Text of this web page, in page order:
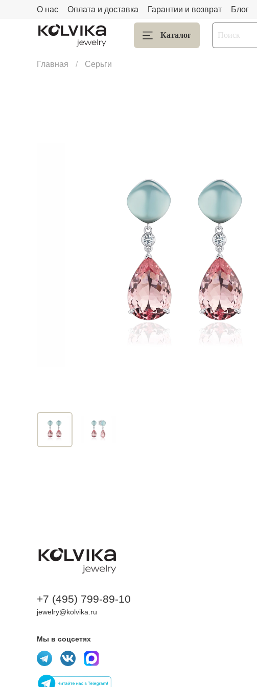
О нас Оплата и доставка Гарантии и возврат Блог
Каталог
Главная Серьги
+7 (495) 799-89-10
jewelry@kolvika.ru
Мы в соцсетях